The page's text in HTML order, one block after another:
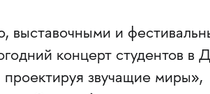
выставочными и
концерт студентов в
звучащие миры»,